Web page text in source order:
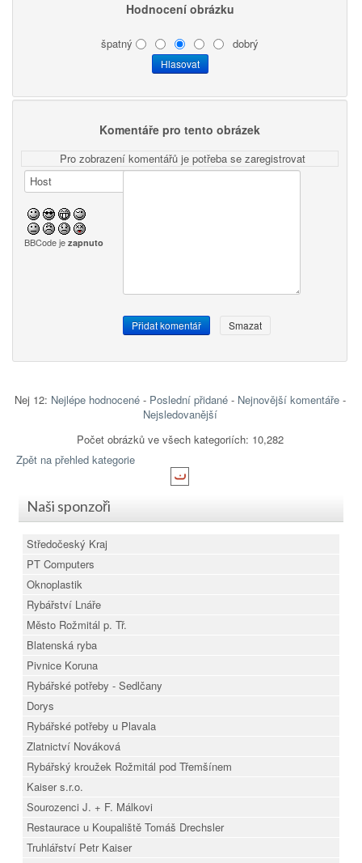
Hodnocení obrázku
špatný dobrý
Komentáře pro tento obrázek
Pro zobrazení komentářů je potřeba se zaregistrovat
BBCode je zapnuto
Nej 12: Nejlépe hodnocené- Poslední přidané- Nejnovější komentáře-
Nejsledovanější
Počet obrázků ve všech kategoriích: 10,282
Zpět na přehled kategorie
Naši sponzoři
Středočeský Kraj
PT Computers
Oknoplastik
Rybářství Lnáře
Město Rožmitál p. Tř.
Blatenská ryba
Pivnice Koruna
Rybářské potřeby - Sedlčany
Dorys
Rybářské potřeby u Plavala
Zlatnictví Nováková
Rybářský kroužek Rožmitál pod Třemšínem
Kaiser s.r.o.
Sourozenci J. + F. Málkovi
Restaurace u Koupaliště Tomáš Drechsler
Truhlářství Petr Kaiser